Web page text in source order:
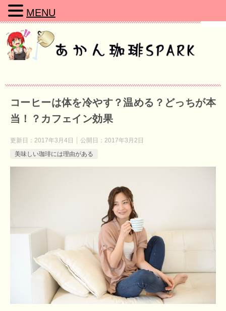
コーヒーは体を冷やす？温める？どっちが本
当！？カフェイン効果
更新日： 2017年3月4日 公開日： 2017年3月2日
美味しい珈琲には理由がある
MENU